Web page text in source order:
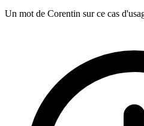
Un mot de Corentin sur ce cas